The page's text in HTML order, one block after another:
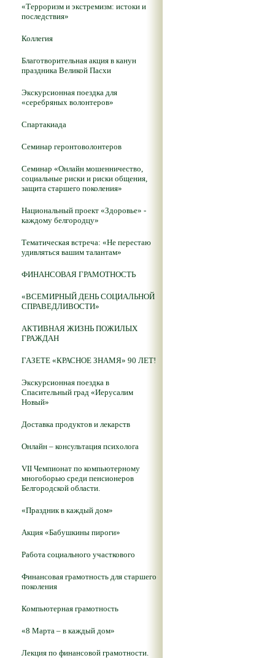
«Терроризм и экстремизм: истоки и
последствия»
Коллегия
Благотворительная акция в канун
праздника Великой Пасхи
Экскурсионная поездка для
«серебряных волонтеров»
Спартакиада
Семинар геронтоволонтеров
Семинар «Онлайн мошенничество,
социальные риски и риски общения,
защита старшего поколения»
Национальный проект «Здоровье» -
каждому белгородцу»
Тематическая встреча: «Не перестаю
удивляться вашим талантам»
ФИНАНСОВАЯ ГРАМОТНОСТЬ
«ВСЕМИРНЫЙ ДЕНЬ СОЦИАЛЬНОЙ
СПРАВЕДЛИВОСТИ»
АКТИВНАЯ ЖИЗНЬ ПОЖИЛЫХ
ГРАЖДАН
ГАЗЕТЕ «КРАСНОЕ ЗНАМЯ» 90 ЛЕТ!
Экскурсионная поездка в
Спасительный град «Иерусалим
Новый»
Доставка продуктов и лекарств
Онлайн – консультация психолога
VII Чемпионат по компьютерному
многоборью среди пенсионеров
Белгородской области.
«Праздник в каждый дом»
Акция «Бабушкины пироги»
Работа социального участкового
Финансовая грамотность для старшего
поколения
Компьютерная грамотность
«8 Марта – в каждый дом»
Лекция по финансовой грамотности.